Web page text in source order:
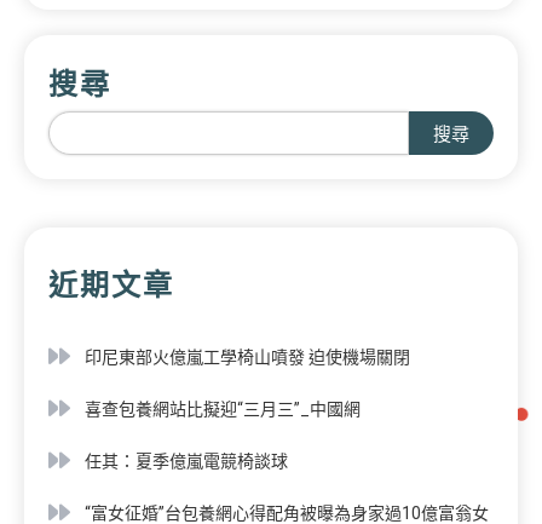
搜尋
搜尋
近期文章
印尼東部火億嵐工學椅山噴發 迫使機場關閉
喜查包養網站比擬迎“三月三”_中國網
任其：夏季億嵐電競椅談球
“富女征婚”台包養網心得配角被曝為身家過10億富翁女